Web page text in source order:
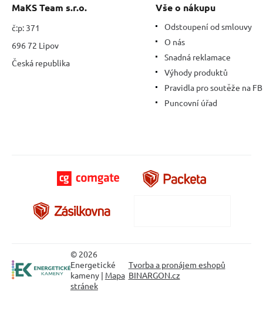
MaKS Team s.r.o.
č:p: 371
696 72 Lipov
Česká republika
Vše o nákupu
Odstoupení od smlouvy
O nás
Snadná reklamace
Výhody produktů
Pravidla pro soutěže na FB
Puncovní úřad
© 2026
Energetické
kameny | Mapa
stránek
Tvorba a pronájem eshopů
BINARGON.cz